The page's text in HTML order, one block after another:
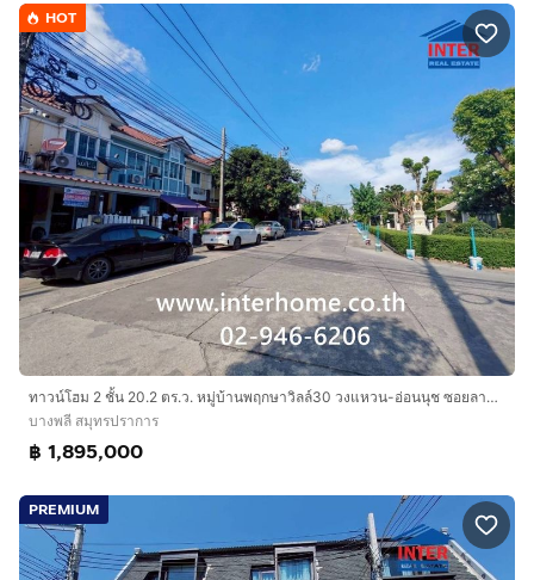
- รพ.บางนา
- รพ.บางพลี
- ถนนกิ่งแก้ว ถนนเทพารักษ์
- ถนนศรีนครินทร์ และ ถนนบางนา-ตราด
แผนที่ Google Maps:
https://maps.app.goo.gl/zWzRfpgAq6iVjh3x9
ราคา 2,890,000 บาท
สนใจติดต่อ : นุช
โทร :กดเพื่อดูเบอร์โทร xxxxxx699
LINE : richhouseagent99
#ขายทาวน์โฮมสุวรรณสุวรรณภูมิ #ทาวน์โฮมบ้านสุวรรณ
สุวรรณภูมิ
#บ้านสุวรรณสุวรรณภูมิ #ทาวน์โฮมบางพลี #ทาวน์โฮม
#บ้านมือสองบางพลีใหญ่ #ขายบ้านใกล้สนามบินสุวรรณภูมิ
#ทาวน์โฮม3ชั้น21ตรว #บ้านหันหน้าทิศตะวันออกเฉียงเหนือ
#บ้านสุวรรณภูมิบางพลี
HOT
ทาวน์โฮม 2 ชั้น 20.2 ตร.ว. หมู่บ้านพฤกษาวิลล์30 วงแหวน-อ่อนนุช ซอยลาดกระบัง14-1 ถนนลาดกระบัง บางพลี สมุทรปราการ
บางพลี สมุทรปราการ
฿ 1,895,000
PREMIUM